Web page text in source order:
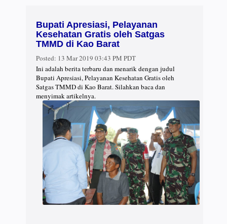
Bupati Apresiasi, Pelayanan
Kesehatan Gratis oleh Satgas
TMMD di Kao Barat
Posted: 13 Mar 2019 03:43 PM PDT
Ini adalah berita terbaru dan menarik dengan judul
Bupati Apresiasi, Pelayanan Kesehatan Gratis oleh
Satgas TMMD di Kao Barat. Silahkan baca dan
menyimak artikelnya.